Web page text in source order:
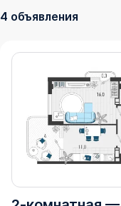
4 объявления